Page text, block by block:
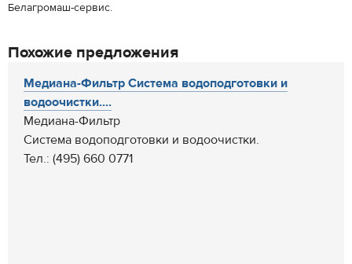
Белагромаш-сервис.
Похожие предложения
Медиана-Фильтр Система водоподготовки и
водоочистки....
Медиана-Фильтр
Система водоподготовки и водоочистки.
Тел.: (495) 660 0771